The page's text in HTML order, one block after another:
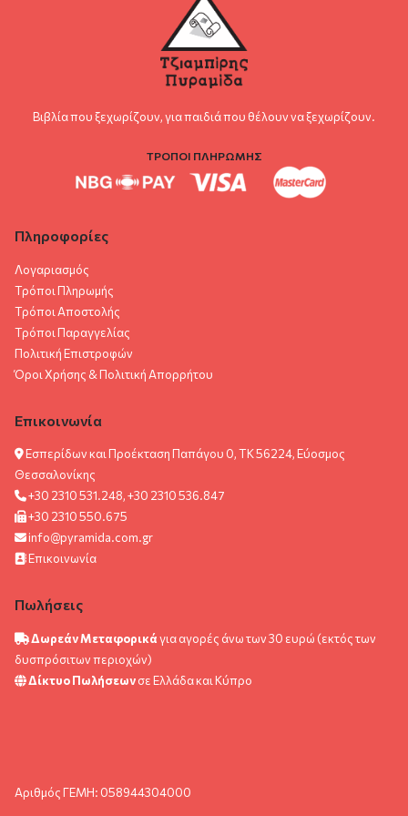
Βιβλία που ξεχωρίζουν, για παιδιά που θέλουν να ξεχωρίζουν.
ΤΡΟΠΟΙ ΠΛΗΡΩΜΗΣ
Πληροφορίες
Λογαριασμός
Τρόποι Πληρωμής
Τρόποι Αποστολής
Τρόποι Παραγγελίας
Πολιτική Επιστροφών
Όροι Χρήσης & Πολιτική Aπορρήτου
Επικοινωνία
Εσπερίδων και Προέκταση Παπάγου 0, ΤΚ 56224, Εύοσμος
Θεσσαλονίκης
+30 2310 531.248, +30 2310 536.847
+30 2310 550.675
info@pyramida.com.gr
Επικοινωνία
Πωλήσεις
Δωρεάν Μεταφορικάγια αγορές άνω των 30 ευρώ (εκτός των
δυσπρόσιτων περιοχών)
Δίκτυο Πωλήσεωνσε Ελλάδα και Κύπρο
Αριθμός ΓΕΜΗ: 058944304000